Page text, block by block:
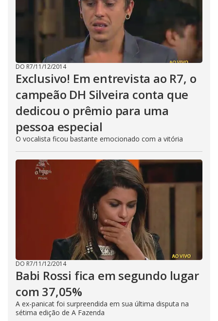
DO R7/11/12/2014
Exclusivo! Em entrevista ao R7, o
campeão DH Silveira conta que
dedicou o prêmio para uma
pessoa especial
O vocalista ficou bastante emocionado com a vitória
DO R7/11/12/2014
Babi Rossi fica em segundo lugar
com 37,05%
A ex-panicat foi surpreendida em sua última disputa na
sétima edição de A Fazenda